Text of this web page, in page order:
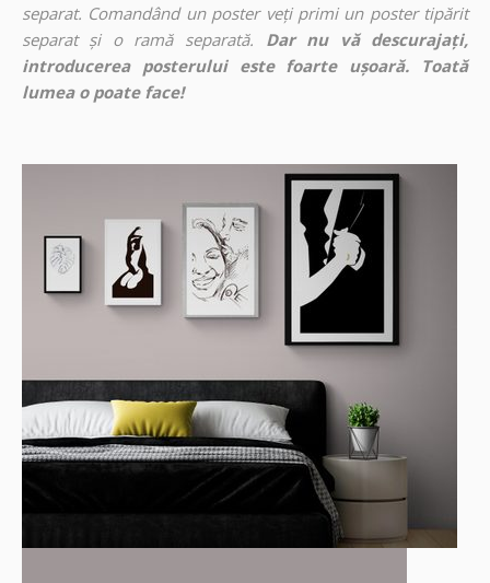
separat. Comandând un poster veți primi un poster tipărit
separat și o ramă separată.
Dar nu vă descurajați,
introducerea posterului este foarte ușoară. Toată
lumea o poate face!